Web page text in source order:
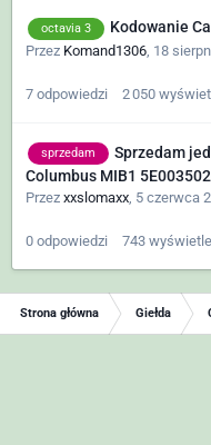
octavia 3 Kodowanie
Przez Komand1306 18
7 odpowiedzi 2 050
sprzedam
Sprzedam
Columbus MIB1
Przez xxslomaxx, 5 czerwca
0 odpowiedzi 743
Strona główna Giełda